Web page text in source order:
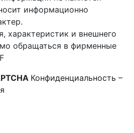
информационно
характеристик и внешнего
обращаться в фирменные
Конфиденциальность –